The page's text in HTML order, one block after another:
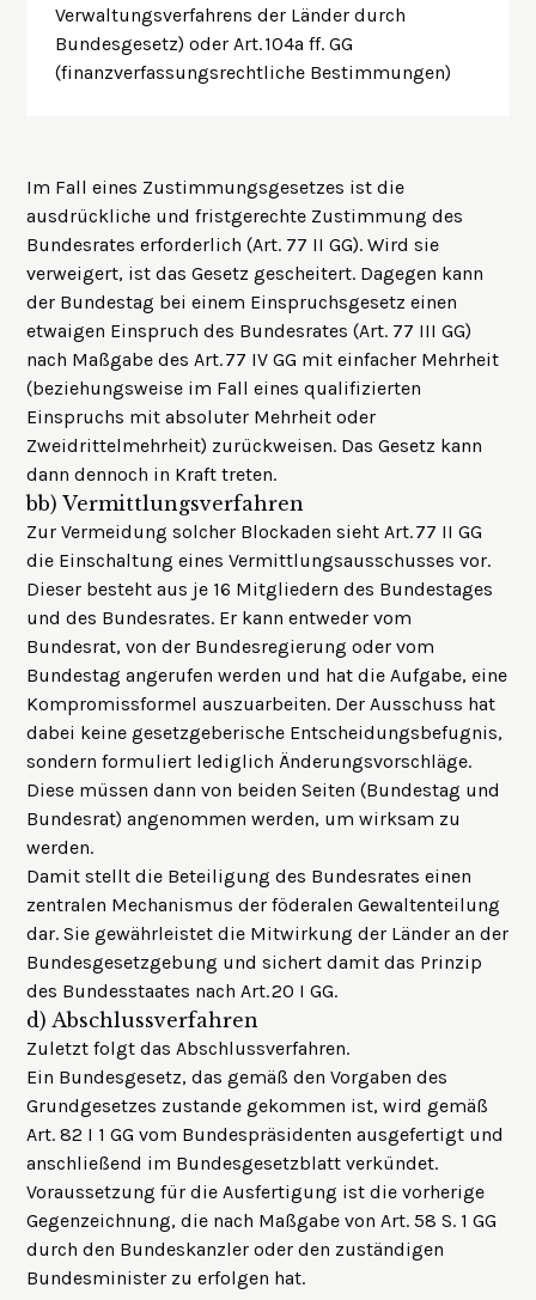
Verwaltungsverfahrens der Länder durch
Bundesgesetz) oder Art. 104a ff. GG
(finanzverfassungsrechtliche Bestimmungen)
Im Fall eines Zustimmungsgesetzes ist die
ausdrückliche und fristgerechte Zustimmung des
Bundesrates erforderlich (Art. 77 II GG). Wird sie
verweigert, ist das Gesetz gescheitert. Dagegen kann
der Bundestag bei einem Einspruchsgesetz einen
etwaigen Einspruch des Bundesrates (Art. 77 III GG)
nach Maßgabe des Art. 77 IV GG mit einfacher Mehrheit
(beziehungsweise im Fall eines qualifizierten
Einspruchs mit absoluter Mehrheit oder
Zweidrittelmehrheit) zurückweisen. Das Gesetz kann
dann dennoch in Kraft treten.
bb) Vermittlungsverfahren
Zur Vermeidung solcher Blockaden sieht Art. 77 II GG
die Einschaltung eines Vermittlungsausschusses vor.
Dieser besteht aus je 16 Mitgliedern des Bundestages
und des Bundesrates. Er kann entweder vom
Bundesrat, von der Bundesregierung oder vom
Bundestag angerufen werden und hat die Aufgabe, eine
Kompromissformel auszuarbeiten. Der Ausschuss hat
dabei keine gesetzgeberische Entscheidungsbefugnis,
sondern formuliert lediglich Änderungsvorschläge.
Diese müssen dann von beiden Seiten (Bundestag und
Bundesrat) angenommen werden, um wirksam zu
werden.
Damit stellt die Beteiligung des Bundesrates einen
zentralen Mechanismus der föderalen Gewaltenteilung
dar. Sie gewährleistet die Mitwirkung der Länder an der
Bundesgesetzgebung und sichert damit das Prinzip
des Bundesstaates nach Art. 20 I GG.
d) Abschlussverfahren
Zuletzt folgt das Abschlussverfahren.
Ein Bundesgesetz, das gemäß den Vorgaben des
Grundgesetzes zustande gekommen ist, wird gemäß
Art. 82 I 1 GG vom Bundespräsidenten ausgefertigt und
anschließend im Bundesgesetzblatt verkündet.
Voraussetzung für die Ausfertigung ist die vorherige
Gegenzeichnung, die nach Maßgabe von Art. 58 S. 1 GG
durch den Bundeskanzler oder den zuständigen
Bundesminister zu erfolgen hat.